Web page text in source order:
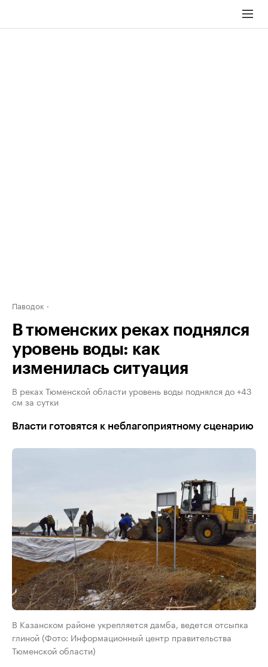
Паводок
В тюменских реках поднялся
уровень воды: как
изменилась ситуация
В реках Тюменской области уровень воды поднялся до +43
см за сутки
Власти готовятся к неблагоприятному сценарию
В Казанском районе укрепляется дамба, ведется отсыпка
глиной (Фото: Информационный центр правительства
Тюменской области)